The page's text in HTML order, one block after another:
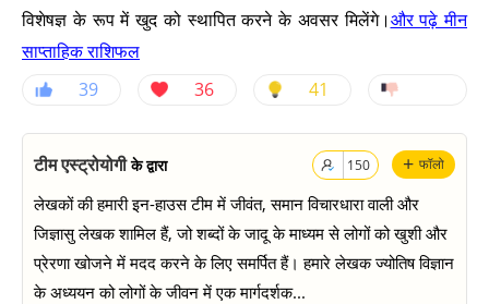
विशेषज्ञ के रूप में खुद को स्थापित करने के अवसर मिलेंगे। और पढ़े मीन
साप्ताहिक राशिफल
39
36 41
+ फॉलो
150
टीम एस्ट्रोयोगीके द्वारा
लेखकों की हमारी इन-हाउस टीम में जीवंत, समान विचारधारा वाली और
जिज्ञासु लेखक शामिल हैं, जो शब्दों के जादू के माध्यम से लोगों को खुशी और
प्रेरणा खोजने में मदद करने के लिए समर्पित हैं। हमारे लेखक ज्योतिष विज्ञान
के अध्ययन को लोगों के जीवन में एक मार्गदर्शक...